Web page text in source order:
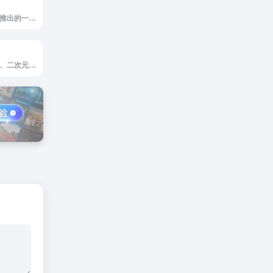
酷我科技有限公司推出的一款音乐应用,它以独特的界面设计和丰富的音乐资源为用户提供个性化的音乐体验
精选全网高清电影、二次元、音乐、游戏、电子书的免费网站